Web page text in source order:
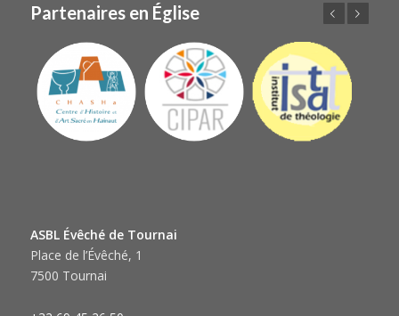
Partenaires en Église
ASBL Évêché de Tournai
Place de l’Évêché, 1
7500 Tournai